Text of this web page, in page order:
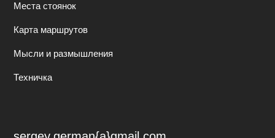
Места стоянок
Карта маршрутов
Мысли и размышления
Техничка